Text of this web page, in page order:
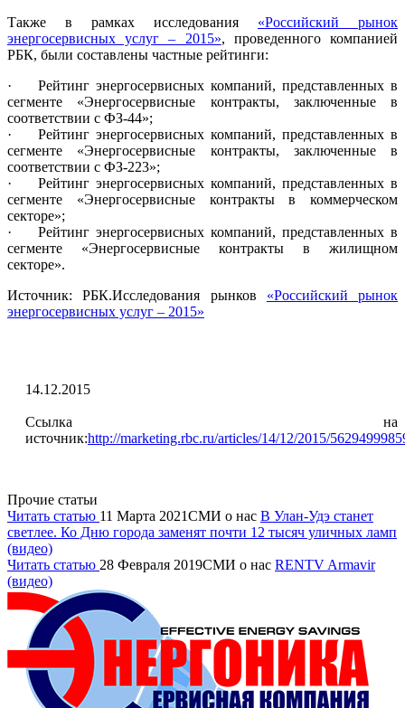
Также в рамках исследования «Российский рынок
энергосервисных услуг – 2015», проведенного компанией
РБК, были составлены частные рейтинги:
· Рейтинг энергосервисных компаний, представленных в
сегменте «Энергосервисные контракты, заключенные в
соответствии с ФЗ-44»;
· Рейтинг энергосервисных компаний, представленных в
сегменте «Энергосервисные контракты, заключенные в
соответствии с ФЗ-223»;
· Рейтинг энергосервисных компаний, представленных в
сегменте «Энергосервисные контракты в коммерческом
секторе»;
· Рейтинг энергосервисных компаний, представленных в
сегменте «Энергосервисные контракты в жилищном
секторе».
Источник: РБК.Исследования рынков «Российский рынок
энергосервисных услуг – 2015»
14.12.2015
Ссылка на
источник:http://marketing.rbc.ru/articles/14/12/2015/
Прочие статьи
Читать статью 11 Марта 2021СМИ о нас В Улан-Удэ станет
светлее. Ко Дню города заменят почти 12 тысяч уличных ламп
(видео)
Читать статью 28 Февраля 2019СМИ о нас RENTV Armavir
(видео)